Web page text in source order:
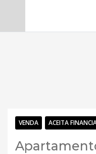
VENDA ACEITA